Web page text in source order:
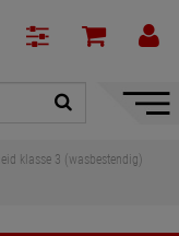
klasse 3 (wasbestendig)